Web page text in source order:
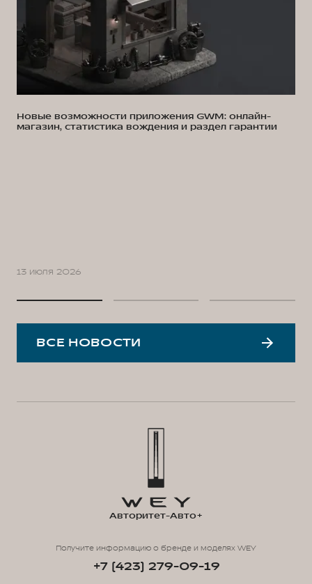
Новые возможности приложения GWM: онлайн-
магазин, статистика вождения и раздел гарантии
13 июля 2026
ВСЕ НОВОСТИ
Авторитет-Авто+
Получите информацию о бренде и моделях WEY
+7 (423) 279-09-19